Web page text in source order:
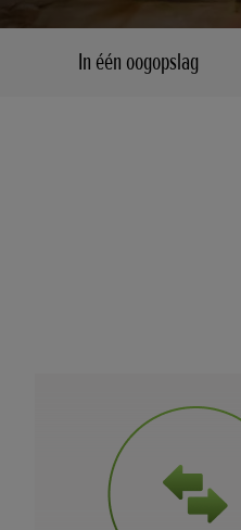
In één oogopslag